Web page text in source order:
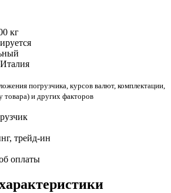
кг
Италия
погрузчика, курсов валют, комплектации,
товара) и других факторов
трейд-ин
оплаты